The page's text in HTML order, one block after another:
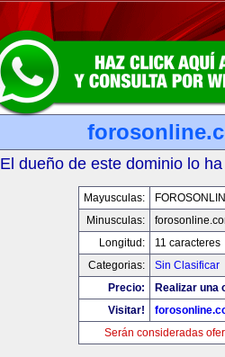
El dueño de este dominio lo
Mayusculas:
Minusculas:
Longitud:
11 caracteres
Categorias:
Sin Clasificar
Precio:
Realizar una
Visitar!
Serán consideradas